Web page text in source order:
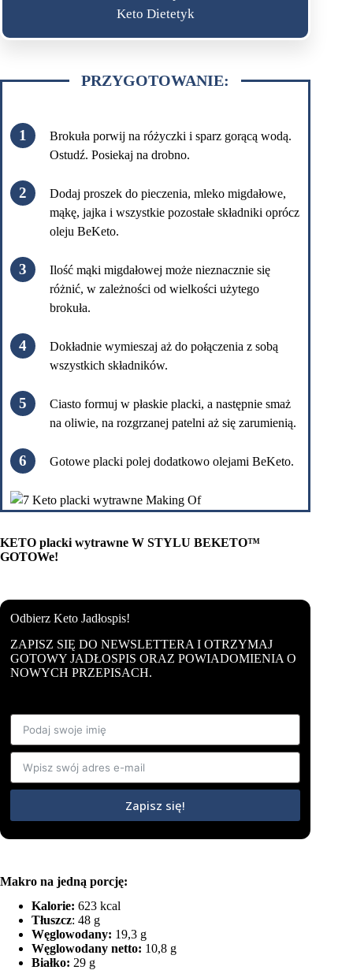
Keto Dietetyk
PRZYGOTOWANIE:
Brokuła porwij na różyczki i sparz gorącą wodą.
Ostudź. Posiekaj na drobno.
Dodaj proszek do pieczenia, mleko migdałowe,
mąkę, jajka i wszystkie pozostałe składniki oprócz
oleju BeKeto.
Ilość mąki migdałowej może nieznacznie się
różnić, w zależności od wielkości użytego
brokuła.
Dokładnie wymieszaj aż do połączenia z sobą
wszystkich składników.
Ciasto formuj w płaskie placki, a następnie smaż
na oliwie, na rozgrzanej patelni aż się zarumienią.
Gotowe placki polej dodatkowo olejami BeKeto.
KETO placki wytrawne W STYLU BEKETO™
GOTOWe!
Odbierz Keto Jadłospis!
ZAPISZ SIĘ DO NEWSLETTERA I OTRZYMAJ
GOTOWY JADŁOSPIS ORAZ POWIADOMIENIA O
NOWYCH PRZEPISACH.
Zapisz się!
Makro na jedną porcję:
Kalorie: 623 kcal
Tłuszcz: 48 g
Węglowodany: 19,3 g
Węglowodany netto: 10,8 g
Białko: 29 g